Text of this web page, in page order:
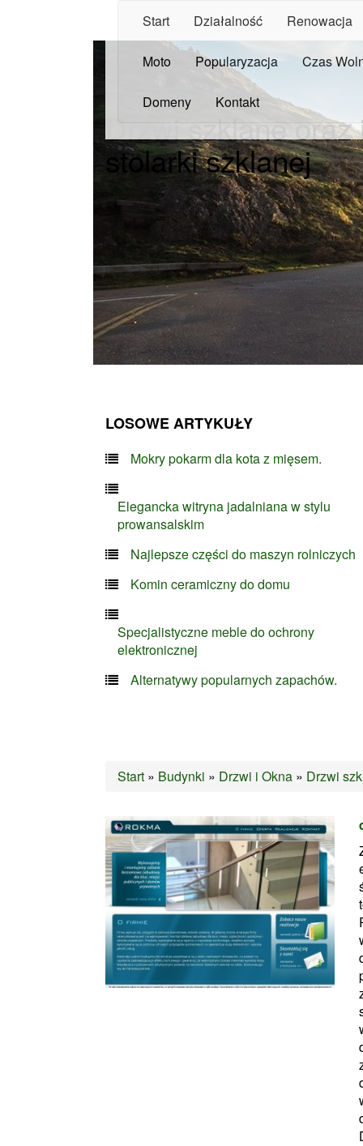
Start Działalność Renowacja
Moto Popularyzacja Czas
Domeny Kontakt
Drzwi szklane
stolarki szklanej
LOSOWE ARTYKUŁY
Mokry pokarm dla kota z mięsem.
Elegancka witryna jadalniana w stylu
prowansalskim
Najlepsze części do maszyn rolniczych
Komin ceramiczny do domu
Specjalistyczne meble do ochrony
elektronicznej
Alternatywy popularnych zapachów.
Start » Budynki » Drzwi i Okna » Drzwi